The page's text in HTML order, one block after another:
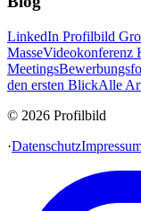
LinkedIn Profilbild
MasseVideokonferenz
Meetings
den ersten BlickAlle
© 2026 Profilbild
·Datenschutz